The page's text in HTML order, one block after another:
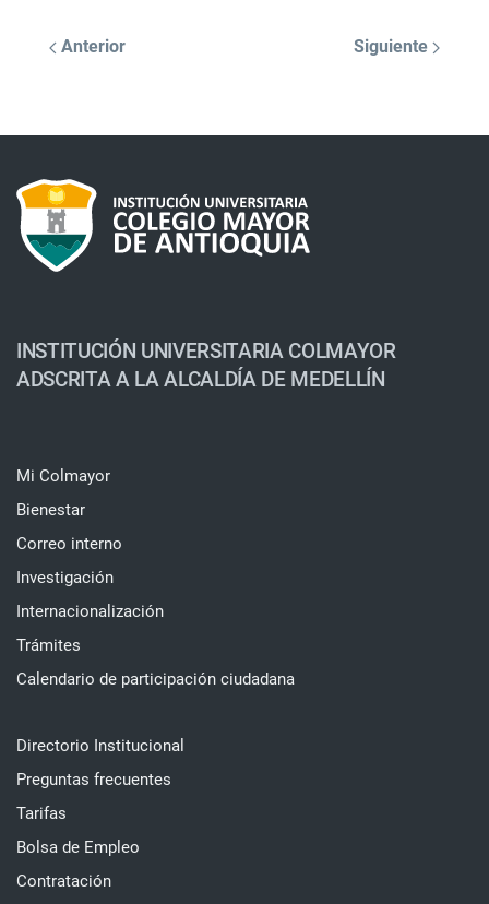
Anterior Siguiente
INSTITUCIÓN UNIVERSITARIA COLMAYOR
ADSCRITA A LA ALCALDÍA DE MEDELLÍN
Mi Colmayor
Bienestar
Correo interno
Investigación
Internacionalización
Trámites
Calendario de participación ciudadana
Directorio Institucional
Preguntas frecuentes
Tarifas
Bolsa de Empleo
Contratación